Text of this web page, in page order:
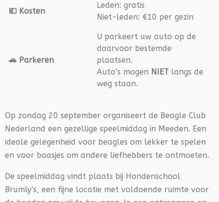
💶 Kosten
Leden: gratis
Niet-leden: €10 per gezin
🚗 Parkeren
U parkeert uw auto op de
daarvoor bestemde
plaatsen.
Auto’s mogen NIET langs de
weg staan.
Op zondag 20 september organiseert de Beagle Club
Nederland een gezellige speelmiddag in Meeden. Een
ideale gelegenheid voor beagles om lekker te spelen
en voor baasjes om andere liefhebbers te ontmoeten.
De speelmiddag vindt plaats bij Hondenschool
Brumly’s, een fijne locatie met voldoende ruimte voor